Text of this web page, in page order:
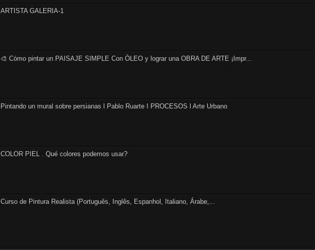
ARTISTA GALERIA-1
🎨 Cómo pintar un PAISAJE SIMPLE Con ÓLEO y lograr una OBRA DE ARTE ¡Impr...
Pintando un mural sobre persianas l Pablo Ruarte I PROCESOS l Arte Urbano
COLOR PIEL . Qué colores podemos usar?
Curso de Pintura Realista (Português, Inglês, Espanhol, Italiano, Árabe,...